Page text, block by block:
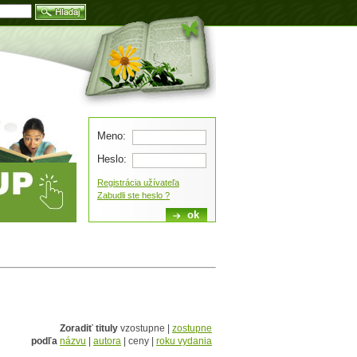
Zoradiť tituly vzostupne | zostupne
podľa názvu autora | ceny | roku vydania
Meno:
Heslo:
Registrácia užívateľa
Zabudli ste heslo ?